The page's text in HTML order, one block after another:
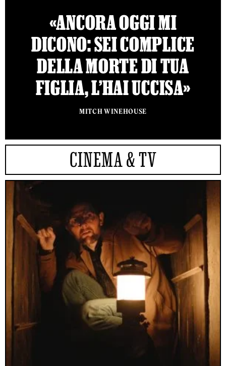
«ANCORA OGGI MI
DICONO: SEI COMPLICE
DELLA MORTE DI TUA
FIGLIA, L’HAI UCCISA»
MITCH WINEHOUSE
CINEMA & TV